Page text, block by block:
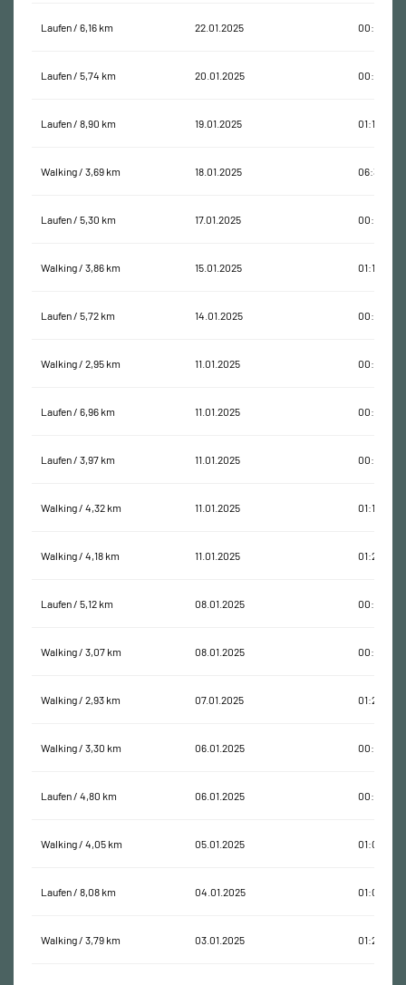
Laufen / 6,16 km 22.01.2025 00:43:31
Laufen / 5,74 km 20.01.2025 00:41:01
Laufen / 8,90 km 19.01.2025 01:14:51
Walking / 3,69 km 18.01.2025 06:34:56
Laufen / 5,30 km 17.01.2025 00:39:30
Walking / 3,86 km 15.01.2025 01:12:28
Laufen / 5,72 km 14.01.2025 00:42:16
Walking / 2,95 km 11.01.2025 00:37:40
Laufen / 6,96 km 11.01.2025 00:57:58
Laufen / 3,97 km 11.01.2025 00:33:30
Walking / 4,32 km 11.01.2025 01:17:11
Walking / 4,18 km 11.01.2025 01:20:59
Laufen / 5,12 km 08.01.2025 00:37:44
Walking / 3,07 km 08.01.2025 00:36:47
Walking / 2,93 km 07.01.2025 01:29:02
Walking / 3,30 km 06.01.2025 00:50:38
Laufen / 4,80 km 06.01.2025 00:33:19
Walking / 4,05 km 05.01.2025 01:00:17
Laufen / 8,08 km 04.01.2025 01:04:05
Walking / 3,79 km 03.01.2025 01:27:51